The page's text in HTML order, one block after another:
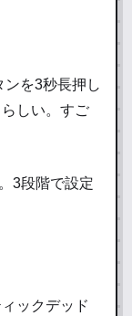
を3秒長押し
しい。すご
3段階で設定
ックデッド